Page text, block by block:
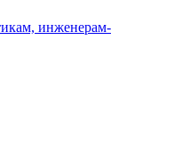
инженерам-